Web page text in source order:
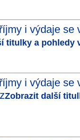
i výdaje se
titulky a pohledy
i výdaje se
Zobrazit další